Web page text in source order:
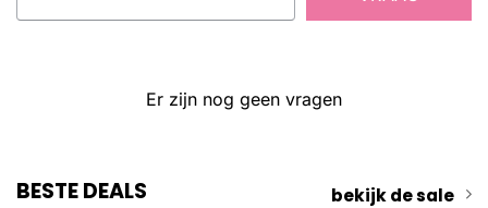
Er zijn nog geen vragen
BESTE DEALS bekijk de sale